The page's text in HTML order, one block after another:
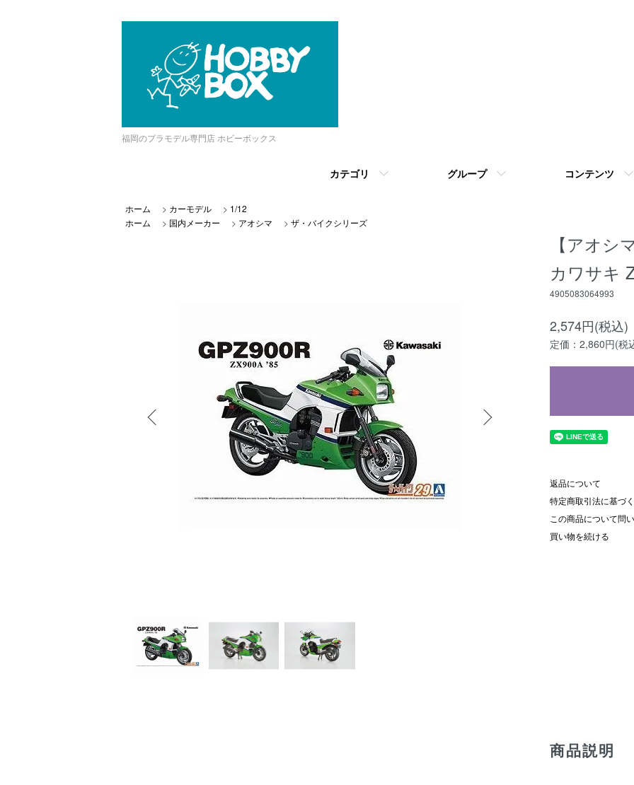
福岡のプラモデル専門店 ホビーボックス
カテゴリ グループ コンテンツ
ホーム > カーモデル > 1/12
ホーム
> 国内メーカー > アオシマ > ザ・バイクシリーズ
【アオシ
カワサキ
4905083064993
2,574円(税込)
定価：2,860円(税
返品について
特定商取引法に基づ
この商品について問
買い物を続ける
商品説明